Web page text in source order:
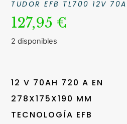
TUDOR EFB TL700 12V
127,95 €
2 disponibles
12 V 70AH 720 A EN
278X175X190 MM
TECNOLOGÍA EFB